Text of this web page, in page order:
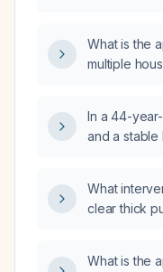
What is the
multiple
In a 44-
and a stable
What
clear thick
What is the